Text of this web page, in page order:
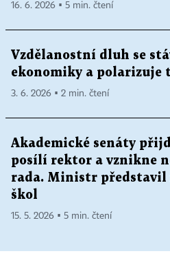
16. 6. 2026 ▪ 5 min. čtení
Vzdělanostní dluh se
ekonomiky a polarizuje
3. 6. 2026 ▪ 2 min. čtení
Akademické senáty
posílí rektor a vznikne
rada. Ministr představil
škol
15. 5. 2026 ▪ 5 min. čtení